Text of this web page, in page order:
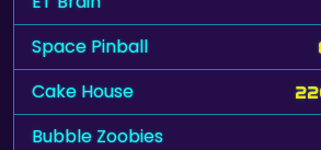
Space Pinball
Cake House
Bubble Zoobies